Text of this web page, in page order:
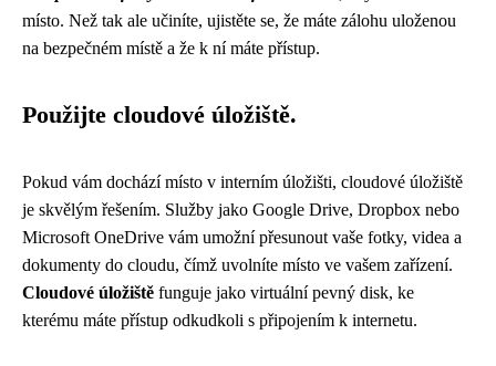
místo. Než tak ale učiníte, ujistěte se, že máte zálohu uloženou
na bezpečném místě a že k ní máte přístup.
Použijte cloudové úložiště.
Pokud vám dochází místo v interním úložišti, cloudové úložiště
je skvělým řešením. Služby jako Google Drive, Dropbox nebo
Microsoft OneDrive vám umožní přesunout vaše fotky, videa a
dokumenty do cloudu, čímž uvolníte místo ve vašem zařízení.
Cloudové úložiště funguje jako virtuální pevný disk, ke
kterému máte přístup odkudkoli s připojením k internetu.